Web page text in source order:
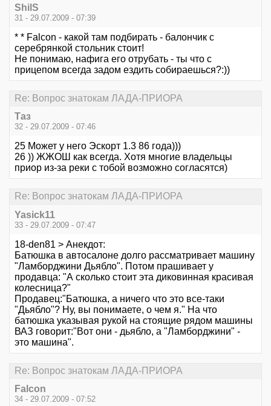
ShilS
31 - 29.07.2009 - 07:39
* * Falcon - какой там подбирать - балончик с
серебрянкой стольник стоит!
Не понимаю, нафига его отрубать - ты что с
прицепом всегда задом ездить собираешься?:))
Re: Вопрос знатокам ЛАДА-ПРИОРА
Таз
32 - 29.07.2009 - 07:46
25 Может у него Эскорт 1.3 86 года)))
26 )) ЖЖОШ как всегда. Хотя многие владельцы
приор из-за реки с тобой возможно согласятся)
Re: Вопрос знатокам ЛАДА-ПРИОРА
Yasick11
33 - 29.07.2009 - 07:47
18-den81 > Анекдот:
Батюшка в автосалоне долго рассматривает машину
"Ламборджини Дьябло". Потом прашивает у
продавца: "А сколько стоит эта диковинная красивая
колесница?"
Продавец:"Батюшка, а ничего что это все-таки
"Дьябло"? Ну, вы понимаете, о чем я." На что
батюшка указывая рукой на стоящие рядом машины
ВАЗ говорит:"Вот они - дьябло, а "Ламборджини" -
это машина".
Re: Вопрос знатокам ЛАДА-ПРИОРА
Falcon
34 - 29.07.2009 - 07:52